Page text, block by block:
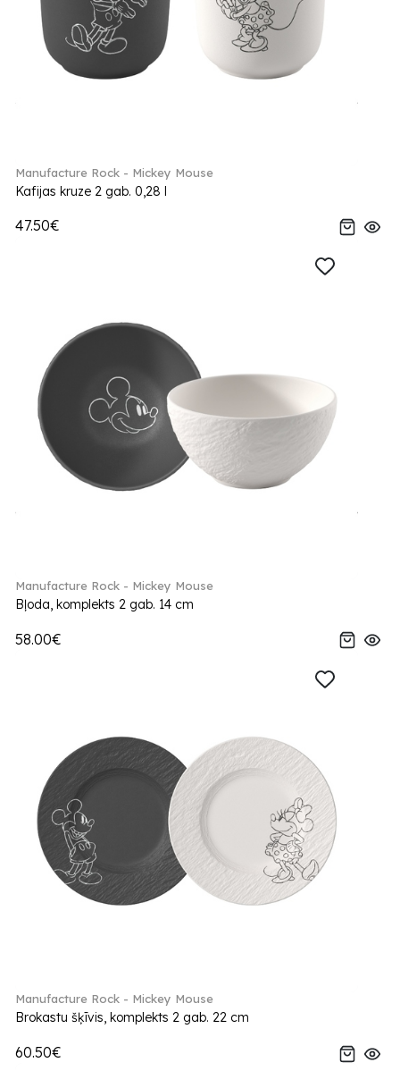
Manufacture Rock - Mickey Mouse
Kafijas kruze 2 gab. 0,28 l
47.50€
Manufacture Rock - Mickey Mouse
Bļoda, komplekts 2 gab. 14 cm
58.00€
Manufacture Rock - Mickey Mouse
Brokastu šķīvis, komplekts 2 gab. 22 cm
60.50€